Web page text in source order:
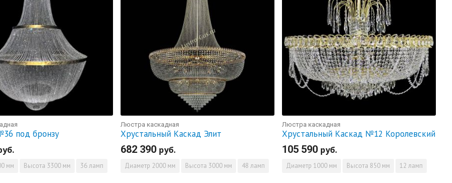
под бронзу
мм Высота 3300 мм 36 ламп
Люстра каскадная
Хрустальный Каскад Элит
682 390 руб.
Диаметр 2000 мм Высота 3000 мм 48 ламп
Люстра каскадная
Хрустальный Каскад №12 Королевский
105 590 руб.
Диаметр 1000 мм Высота 850 мм 12 ламп